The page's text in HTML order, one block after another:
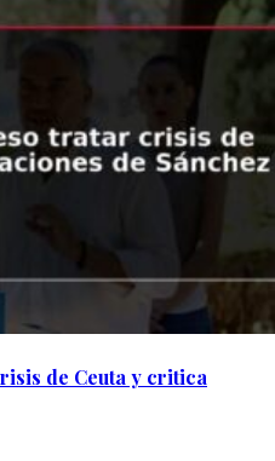
de Ceuta y critica